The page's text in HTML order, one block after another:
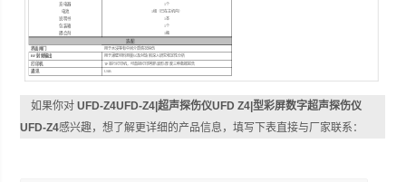
充电器
电池
说明书
包装箱
耦合剂
1个
1组（已在主机内）
1本
1个
1 瓶
选配
界面闸门 用于水浸等有中间介质情况探伤
RF射频输出 用于薄壁材料测量以及对缺陷深入研究和定性分析
打印机 TP串行打印机，可直接打印拷屏/波形/ 厚度三种数据报告
通讯 USB
如果你对UFD-Z4UFD-Z4|超声探伤仪UFD Z4|型彩屏数字超声探伤仪
UFD-Z4感兴趣，想了解更详细的产品信息，填写下表直接与厂家联系：